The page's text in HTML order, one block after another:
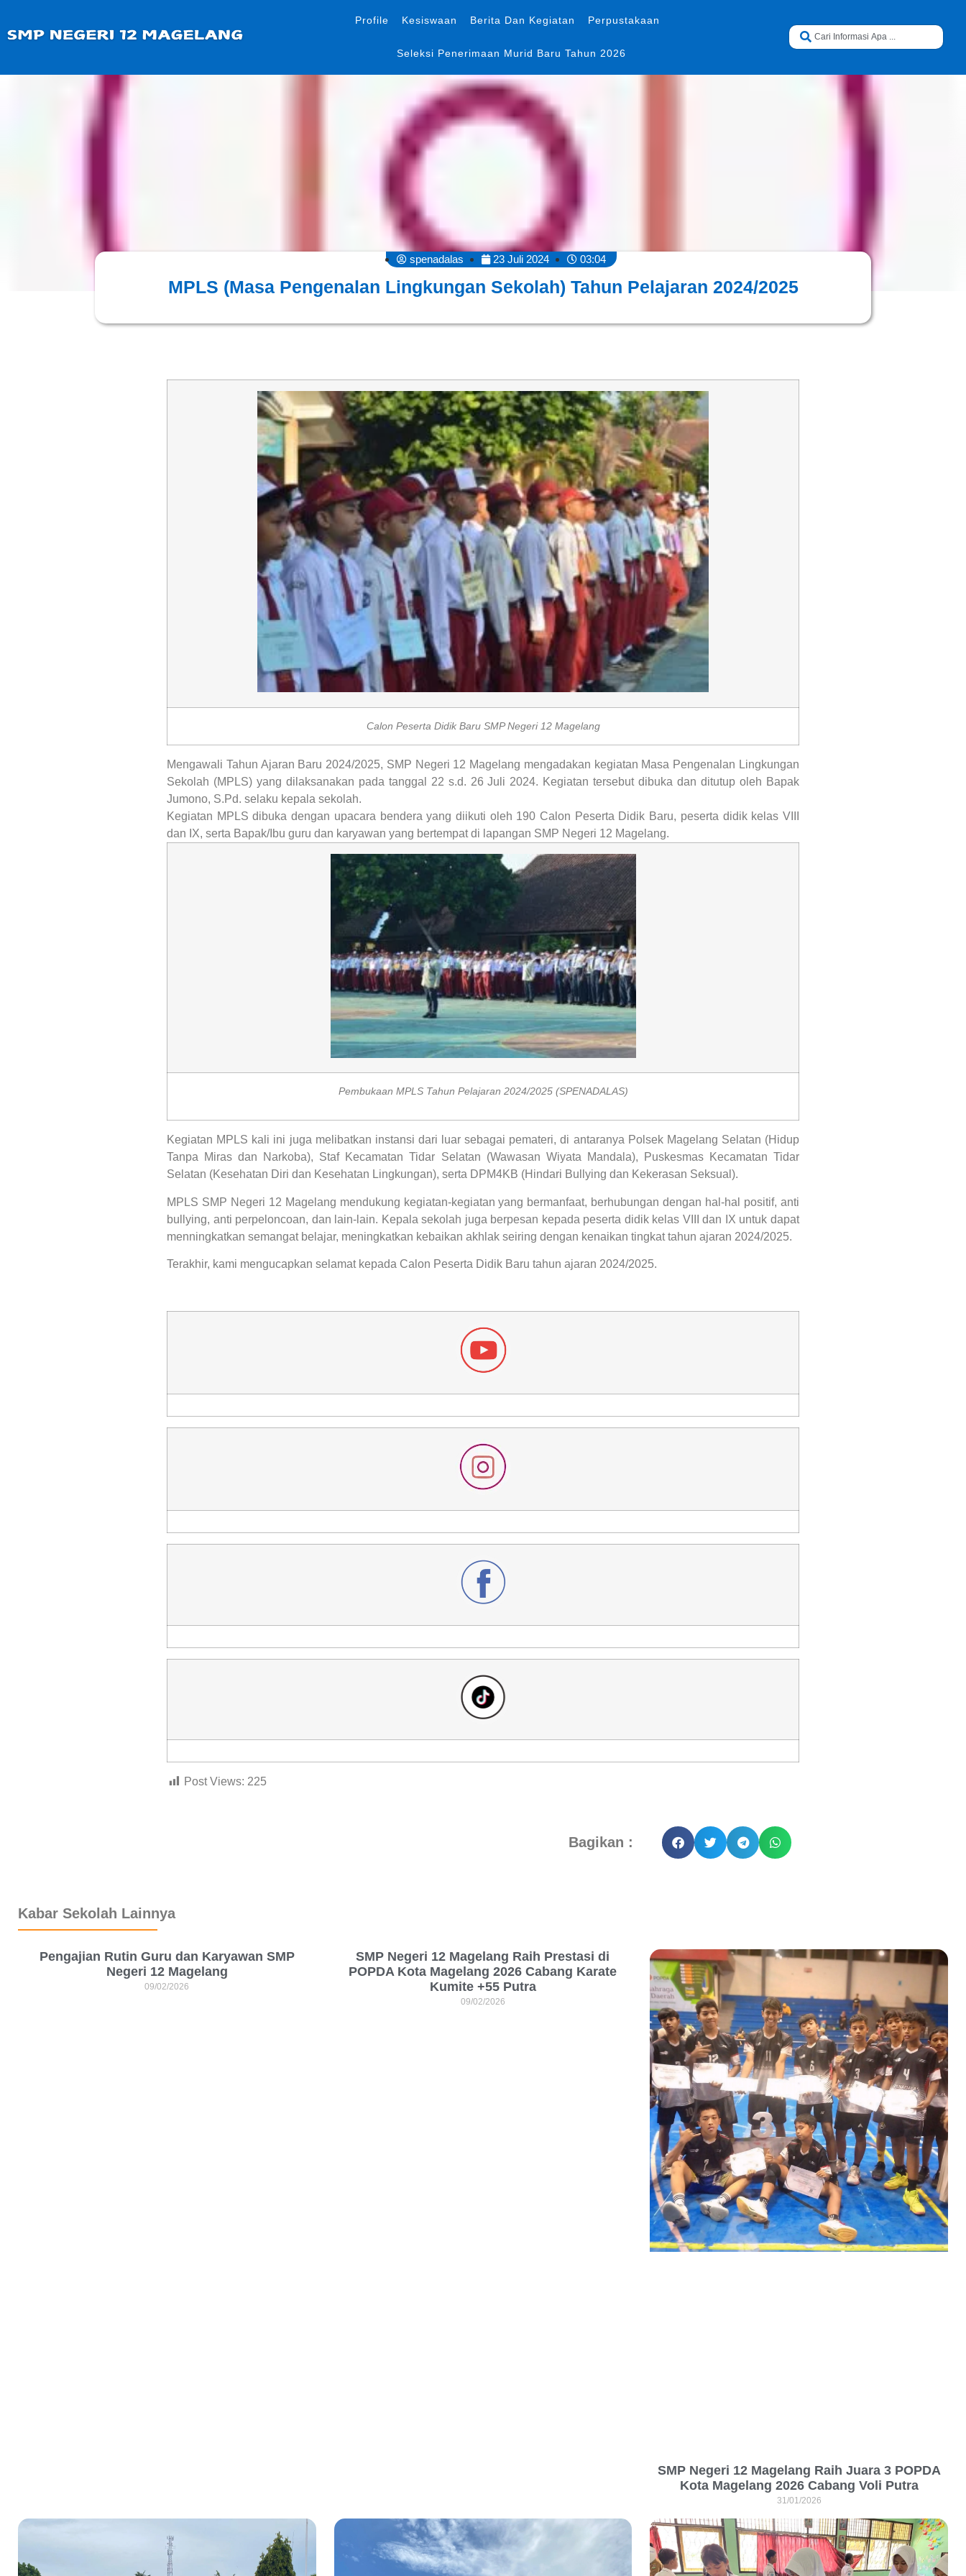
Profile Kesiswaan Berita Dan Kegiatan Perpustakaan
Seleksi Penerimaan Murid Baru Tahun 2026
spenadalas 23 Juli 2024 03:04
MPLS (Masa Pengenalan Lingkungan Sekolah) Tahun Pelajaran 2024/2025
Calon Peserta Didik Baru SMP Negeri 12 Magelang
Mengawali Tahun Ajaran Baru 2024/2025, SMP Negeri 12 Magelang mengadakan kegiatan Masa Pengenalan Lingkungan
Sekolah (MPLS) yang dilaksanakan pada tanggal 22 s.d. 26 Juli 2024. Kegiatan tersebut dibuka dan ditutup oleh Bapak
Jumono, S.Pd. selaku kepala sekolah.
Kegiatan MPLS dibuka dengan upacara bendera yang diikuti oleh 190 Calon Peserta Didik Baru, peserta didik kelas VIII
dan IX, serta Bapak/Ibu guru dan karyawan yang bertempat di lapangan SMP Negeri 12 Magelang.
Pembukaan MPLS Tahun Pelajaran 2024/2025 (SPENADALAS)
Kegiatan MPLS kali ini juga melibatkan instansi dari luar sebagai pemateri, di antaranya Polsek Magelang Selatan (Hidup
Tanpa Miras dan Narkoba), Staf Kecamatan Tidar Selatan (Wawasan Wiyata Mandala), Puskesmas Kecamatan Tidar
Selatan (Kesehatan Diri dan Kesehatan Lingkungan), serta DPM4KB (Hindari Bullying dan Kekerasan Seksual).
MPLS SMP Negeri 12 Magelang mendukung kegiatan-kegiatan yang bermanfaat, berhubungan dengan hal-hal positif, anti
bullying, anti perpeloncoan, dan lain-lain. Kepala sekolah juga berpesan kepada peserta didik kelas VIII dan IX untuk dapat
menningkatkan semangat belajar, meningkatkan kebaikan akhlak seiring dengan kenaikan tingkat tahun ajaran 2024/2025.
Terakhir, kami mengucapkan selamat kepada Calon Peserta Didik Baru tahun ajaran 2024/2025.
Post Views: 225
Bagikan :
Kabar Sekolah Lainnya
Pengajian Rutin Guru dan Karyawan SMP
Negeri 12 Magelang
09/02/2026
SMP Negeri 12 Magelang Raih Prestasi di
POPDA Kota Magelang 2026 Cabang Karate
Kumite +55 Putra
09/02/2026
SMP Negeri 12 Magelang Raih Juara 3 POPDA
Kota Magelang 2026 Cabang Voli Putra
31/01/2026